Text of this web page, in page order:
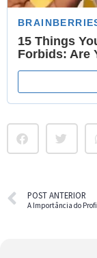
POST ANTERIOR